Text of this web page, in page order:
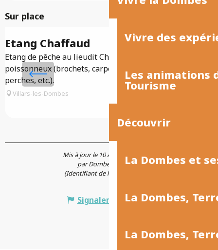
Vivre des
Les animations
Tourisme
Découvrir
La Dombes et
La Dombes,
La Dombes,
Sur place
Etang Chaffaud
Etang de pêche au lieudit Chaffaud d'environ 3ha très
poissonneux (brochets, carpes, tanches, gardons,
perches, etc.).
Villars-les-Dombes
Mis à jour le 10 avril 2026 à 09:55
par Dombes Tourisme
(Identifiant de l'offre :
Signaler une erreur